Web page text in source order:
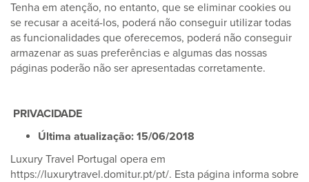
Tenha em atenção, no entanto, que se eliminar cookies ou
se recusar a aceitá-los, poderá não conseguir utilizar todas
as funcionalidades que oferecemos, poderá não conseguir
armazenar as suas preferências e algumas das nossas
páginas poderão não ser apresentadas corretamente.
PRIVACIDADE
Última atualização: 15/06/2018
Luxury Travel Portugal opera em
https://luxurytravel.domitur.pt/pt/. Esta página informa sobre